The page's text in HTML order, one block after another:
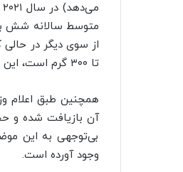
می‌دهد) در سال ۲۰۲۱ ایران رتبه ۱۷ در تولید زباله را داشت همچنین به نقل از اطلس
تا ۳۰۰ گرم است، این رقم در ایران ۶۰۰ گرم و در شمال شهر تهران ۱۲۰۰ گرم است.
آن بازیافت شده و
بی‌توجهی به این
وجود آورده است.